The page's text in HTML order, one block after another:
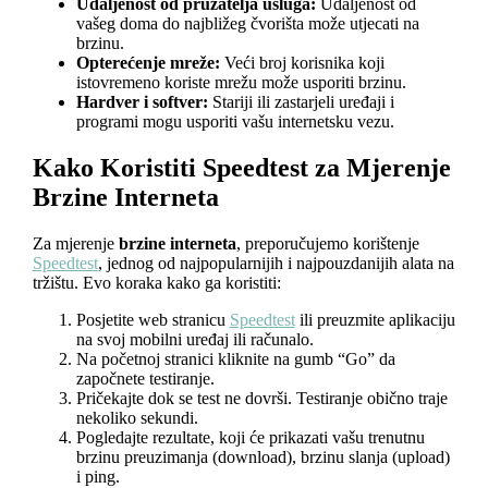
Udaljenost od pružatelja usluga: Udaljenost od
vašeg doma do najbližeg čvorišta može utjecati na
brzinu.
Opterećenje mreže: Veći broj korisnika koji
istovremeno koriste mrežu može usporiti brzinu.
Hardver i softver: Stariji ili zastarjeli uređaji i
programi mogu usporiti vašu internetsku vezu.
Kako Koristiti Speedtest za Mjerenje
Brzine Interneta
Za mjerenje brzine interneta, preporučujemo korištenje
Speedtest, jednog od najpopularnijih i najpouzdanijih alata na
tržištu. Evo koraka kako ga koristiti:
Posjetite web stranicu Speedtestili preuzmite aplikaciju
na svoj mobilni uređaj ili računalo.
Na početnoj stranici kliknite na gumb “Go” da
započnete testiranje.
Pričekajte dok se test ne dovrši. Testiranje obično traje
nekoliko sekundi.
Pogledajte rezultate, koji će prikazati vašu trenutnu
brzinu preuzimanja (download), brzinu slanja (upload)
i ping.